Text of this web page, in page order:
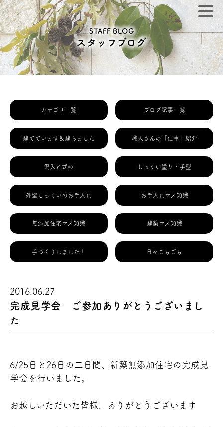
STAFF BLOG
スタッフブログ
カテゴリ一覧 ブログ記事一覧
建てています＆建ちました 職人さんの「仕事」紹介
傷入れ式® しっくい塗り・手型
外壁しっくいのお手入れ お手入れマメ知識
無添加住宅マメ知識 建築マメ知識
手づくりしました！ 日々こもごも
2016.06.27
完成見学会 ご参加ありがとうございまし
た
6/25日と26日の二日間、新築無添加住宅の完成見
学会を行いました。
お越しいただいた皆様、ありがとうございます